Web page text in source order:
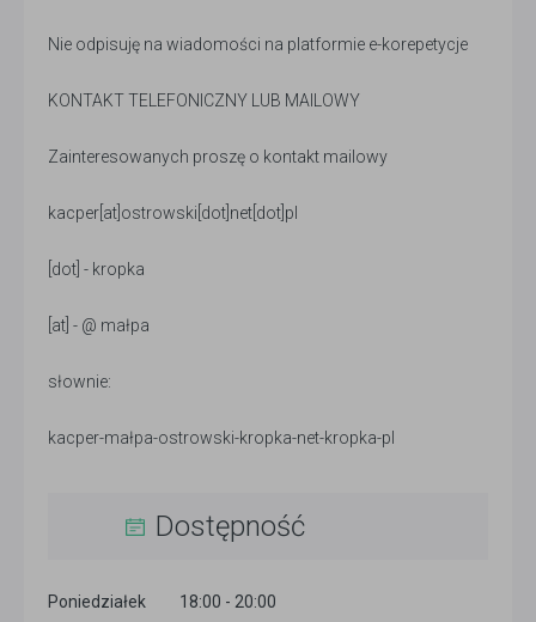
Nie odpisuję na wiadomości na platformie e-korepetycje
KONTAKT TELEFONICZNY LUB MAILOWY
Zainteresowanych proszę o kontakt mailowy
kacper[at]ostrowski[dot]net[dot]pl
[dot] - kropka
[at] - @ małpa
słownie:
kacper-małpa-ostrowski-kropka-net-kropka-pl
Dostępność
Poniedziałek 18:00 - 20:00